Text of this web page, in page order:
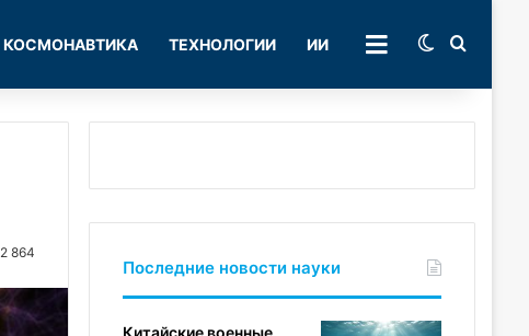
КОСМОНАВТИКА ТЕХНОЛОГИИ ИИ РУБРИКИSwitch skin
2 864
Последние новости науки
Китайские военные